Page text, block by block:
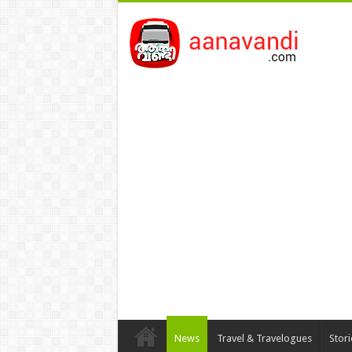
News Travel & Travelogues